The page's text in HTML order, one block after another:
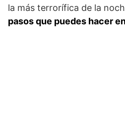
la más terrorífica de la
pasos que puedes hacer